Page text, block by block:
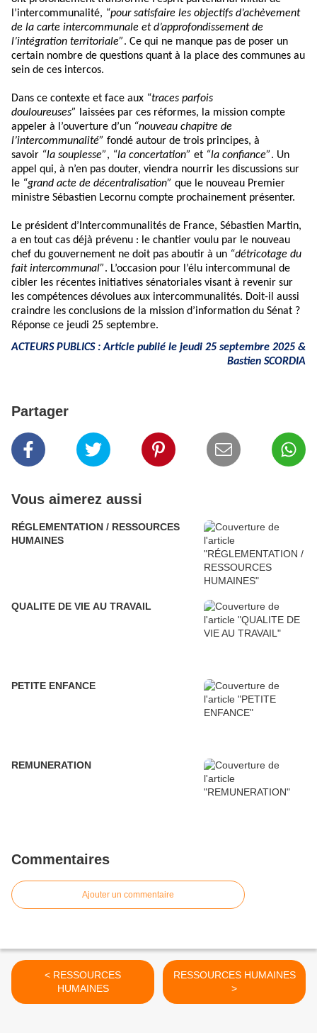
l’intercommunalité, “pour satisfaire les objectifs d’achèvement
de la carte intercommunale et d’approfondissement de
l’intégration territoriale”. Ce qui ne manque pas de poser un
certain nombre de questions quant à la place des communes au
sein de ces intercos.
Dans ce contexte et face aux “traces parfois
douloureuses”
laissées par ces réformes, la mission compte
appeler à l’ouverture d’un “nouveau chapitre de
l’intercommunalité” fondé autour de trois principes, à
savoir “la souplesse”, “la concertation” et “la confiance”. Un
appel qui, à n’en pas douter, viendra nourrir les discussions sur
le “grand acte de décentralisation” que le nouveau Premier
ministre Sébastien Lecornu compte prochainement présenter.
Le président d’Intercommunalités de France, Sébastien Martin,
a en tout cas déjà prévenu : le chantier voulu par le nouveau
chef du gouvernement ne doit pas aboutir à un “détricotage du
fait intercommunal”. L’occasion pour l’élu intercommunal de
cibler les récentes initiatives sénatoriales visant à revenir sur
les compétences dévolues aux intercommunalités. Doit-il aussi
craindre les conclusions de la mission d’information du Sénat ?
Réponse ce jeudi 25 septembre.
ACTEURS PUBLICS : Article publié le jeudi 25 septembre 2025 &
Bastien SCORDIA
Partager
Vous aimerez aussi
RÉGLEMENTATION / RESSOURCES
HUMAINES
QUALITE DE VIE AU TRAVAIL
PETITE ENFANCE
REMUNERATION
Commentaires
Ajouter un commentaire
< RESSOURCES
HUMAINES
RESSOURCES HUMAINES
>